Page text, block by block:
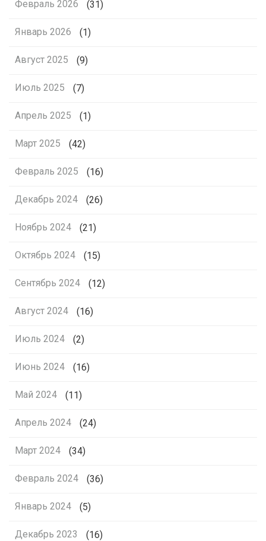
Февраль 2026 (31)
Январь 2026 (1)
Август 2025 (9)
Июль 2025 (7)
Апрель 2025 (1)
Март 2025 (42)
Февраль 2025 (16)
Декабрь 2024 (26)
Ноябрь 2024 (21)
Октябрь 2024 (15)
Сентябрь 2024 (12)
Август 2024 (16)
Июль 2024 (2)
Июнь 2024 (16)
Май 2024 (11)
Апрель 2024 (24)
Март 2024 (34)
Февраль 2024 (36)
Январь 2024 (5)
Декабрь 2023 (16)